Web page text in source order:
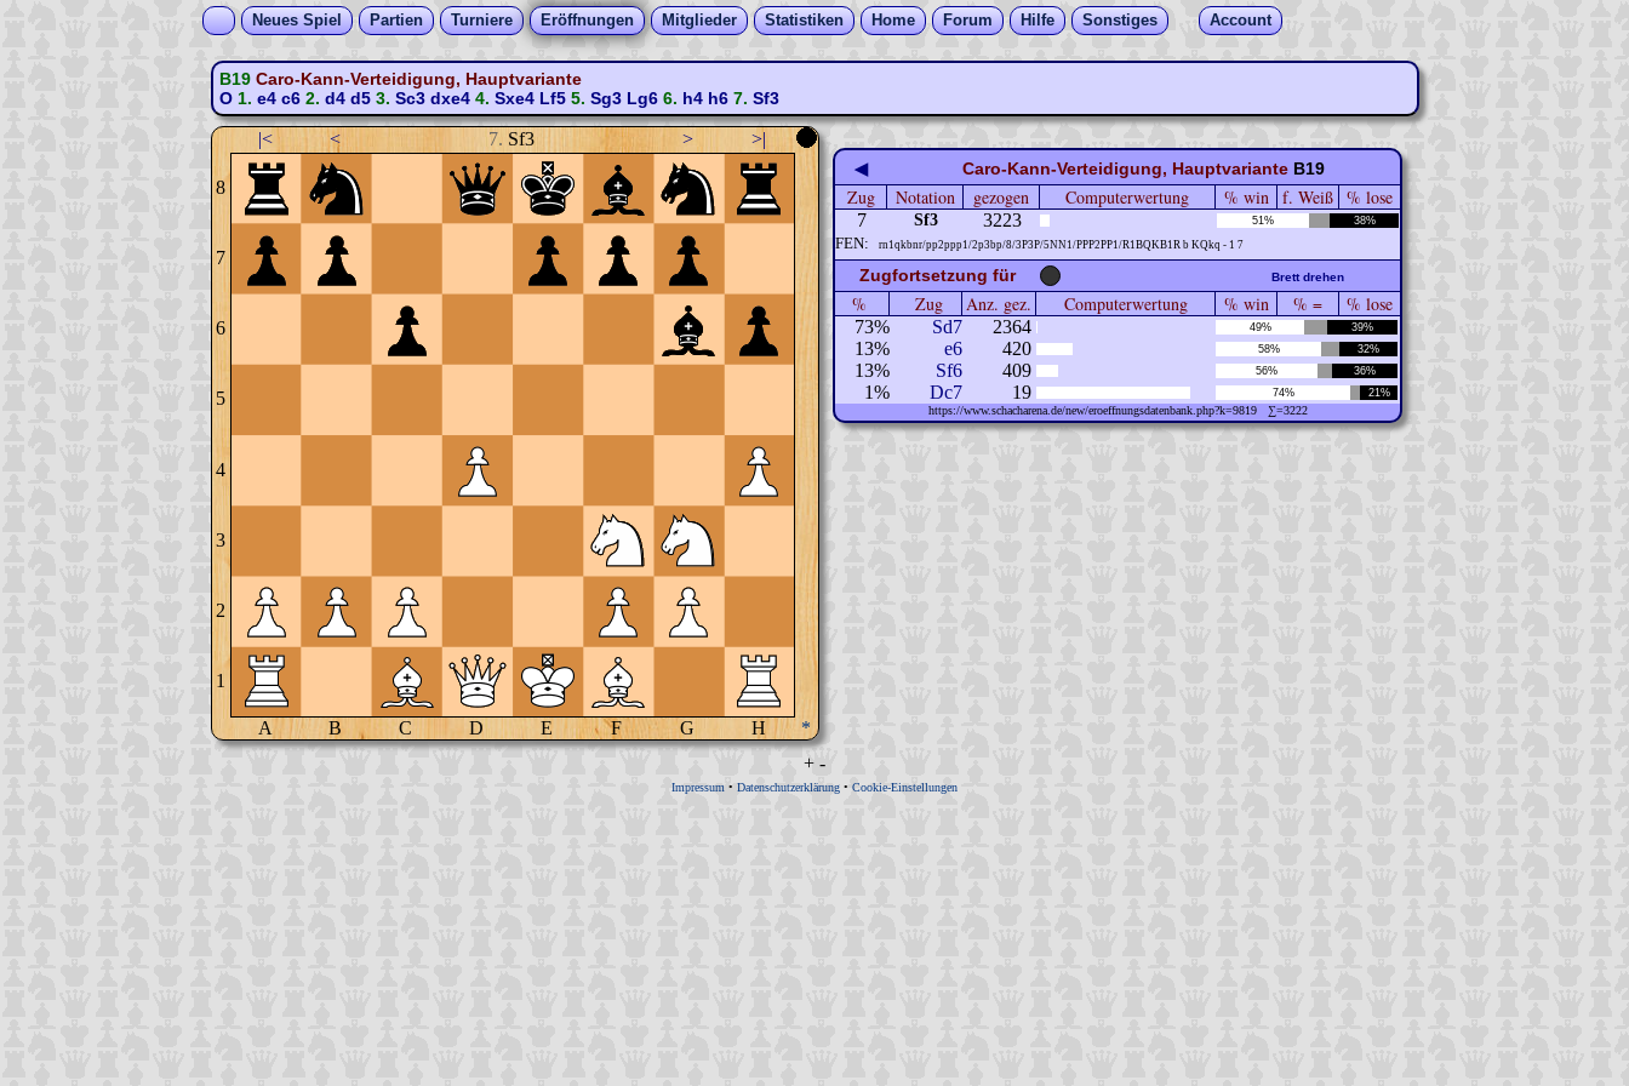
Neues Spiel Partien Turniere Eröffnungen Mitglieder Statistiken Home Forum Hilfe Sonstiges Account
B19 Caro-Kann-Verteidigung, Hauptvariante
O1. e4 c62. d4 d53. Sc3 dxe44. Sxe4 Lf55. Sg3 Lg66. h4 h67. Sf3
|< < 7. Sf3 > >|
8
7
6
5
4
3
2
1
A B C D E F G H *
◀ Caro-Kann-Verteidigung, Hauptvariante B19
Zug Notation gezogen Computerwertung % win f. Weiß % lose
7 Sf3 3223 51% 38%
FEN: rn1qkbnr/pp2ppp1/2p3bp/8/3P3P/5NN1/PPP2PP1/R1BQKB1R b KQkq - 1 7
Zugfortsetzung für Brett drehen
% Zug Anz. gez. Computerwertung % win % = % lose
73% Sd7 2364 49% 39%
13% e6 420 58% 32%
13% Sf6 409 56% 36%
1% Dc7 19 74% 21%
https://www.schacharena.de/new/eroeffnungsdatenbank.php?k=9819 ∑=3222
+ -
Impressum • Datenschutzerklärung • Cookie-Einstellungen